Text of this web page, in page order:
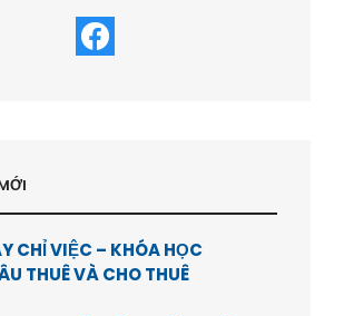
CHỈ VIỆC – KHÓA HỌC
THUÊ VÀ CHO THUÊ